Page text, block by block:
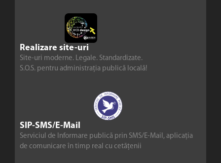
Realizare site-uri
Site-uri moderne. Legale. Standardizate.
S.O.S. pentru administrația publică locală!
SIP-SMS/E-Mail
Serviciul de Informare publică prin SMS/E-Mail, aplicația
de comunicare în timp real cu cetățenii